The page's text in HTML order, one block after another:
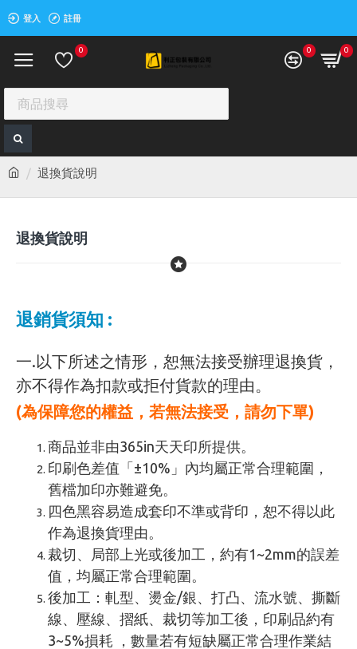
登入 註冊
0 0 0
退換貨說明
退換貨說明
退銷貨須知 :
一.以下所述之情形，恕無法接受辦理退換貨，
亦不得作為扣款或拒付貨款的理由。
(為保障您的權益，若無法接受，請勿下單)
商品並非由365in天天印所提供。
印刷色差值「±10%」內均屬正常合理範圍，
舊檔加印亦難避免。
四色黑容易造成套印不準或背印，恕不得以此
作為退換貨理由。
裁切、局部上光或後加工，約有1~2mm的誤差
值，均屬正常合理範圍。
後加工：軋型、燙金/銀、打凸、流水號、撕斷
線、壓線、摺紙、裁切等加工後，印刷品約有
3~5%損耗 ，數量若有短缺屬正常合理作業結